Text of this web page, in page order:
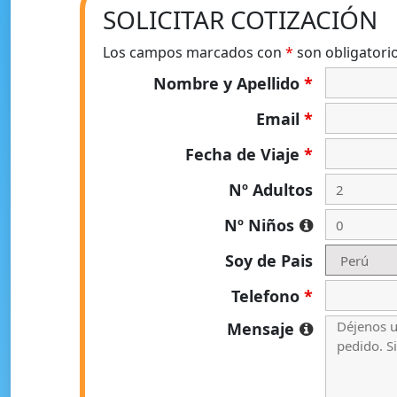
SOLICITAR COTIZACIÓN
Los campos marcados con * son
Nombre y Apellido*
Email*
Fecha de Viaje*
Nº Adultos
Nº Niños
Soy de Pais
Telefono*
Mensaje